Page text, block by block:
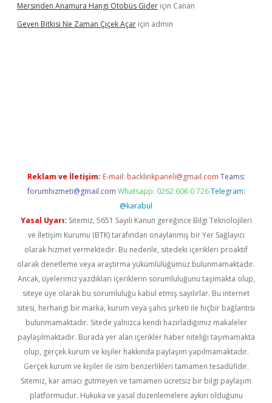
Mersinden Anamura Hangi Otobüs Gider için Canan
Geven Bitkisi Ne Zaman Çiçek Açar için admin
Reklam ve İletişim: E-mail: backlinkpaneli@gmail.com Teams:
forumhizmeti@gmail.com Whatsapp: 0262 606 0 726 Telegram:
@karabul
Yasal Uyarı: Sitemiz, 5651 Sayılı Kanun gereğince Bilgi Teknolojileri
ve İletişim Kurumu (BTK) tarafından onaylanmış bir Yer Sağlayıcı
olarak hizmet vermektedir. Bu nedenle, sitedeki içerikleri proaktif
olarak denetleme veya araştırma yükümlülüğümüz bulunmamaktadır.
Ancak, üyelerimiz yazdıkları içeriklerin sorumluluğunu taşımakta olup,
siteye üye olarak bu sorumluluğu kabul etmiş sayılırlar. Bu internet
sitesi, herhangi bir marka, kurum veya şahıs şirketi ile hiçbir bağlantısı
bulunmamaktadır. Sitede yalnızca kendi hazırladığımız makaleler
paylaşılmaktadır. Burada yer alan içerikler haber niteliği taşımamakta
olup, gerçek kurum ve kişiler hakkında paylaşım yapılmamaktadır.
Gerçek kurum ve kişiler ile isim benzerlikleri tamamen tesadüfidir.
Sitemiz, kar amacı gütmeyen ve tamamen ücretsiz bir bilgi paylaşım
platformudur. Hukuka ve yasal düzenlemelere aykırı olduğunu